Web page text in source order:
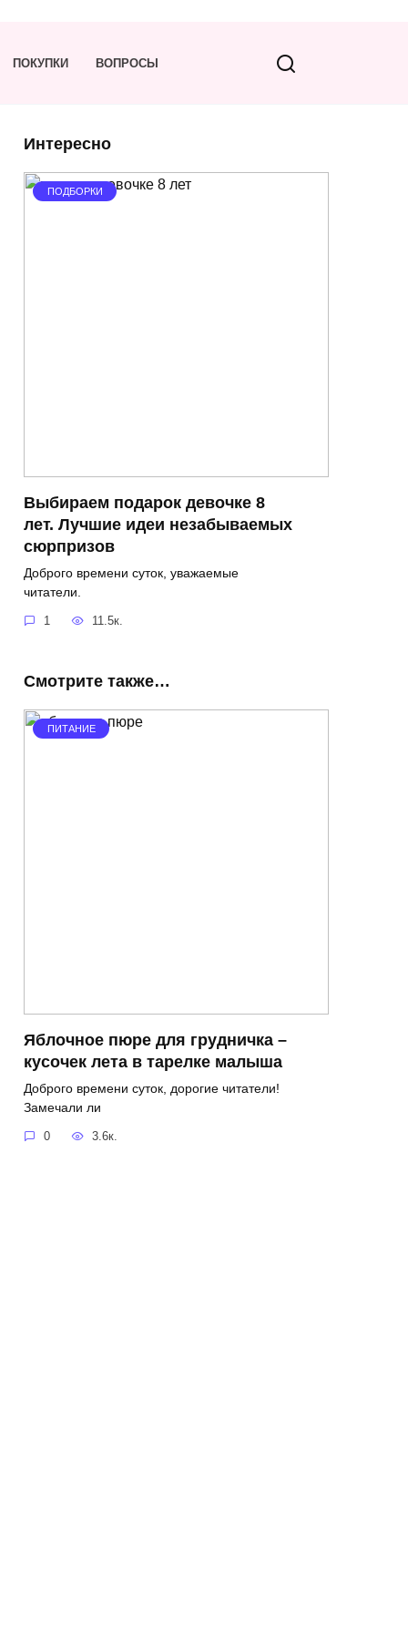
ПОКУПКИ ВОПРОСЫ
Интересно
ПОДБОРКИ
Выбираем подарок девочке 8
лет. Лучшие идеи незабываемых
сюрпризов
Доброго времени суток, уважаемые
читатели.
1 11.5к.
Смотрите также…
ПИТАНИЕ
Яблочное пюре для грудничка –
кусочек лета в тарелке малыша
Доброго времени суток, дорогие читатели!
Замечали ли
0 3.6к.